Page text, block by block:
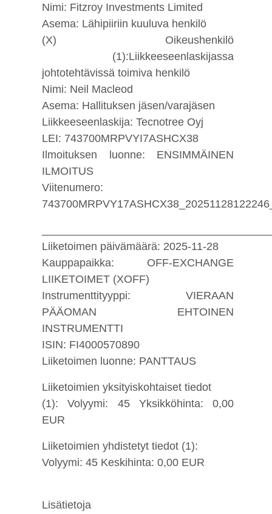
Nimi: Fitzroy Investments Limited
Asema: Lähipiiriin kuuluva henkilö
(X) Oikeushenkilö
(1):Liikkeeseenlaskijassa
johtotehtävissä toimiva henkilö
Nimi: Neil Macleod
Asema: Hallituksen jäsen/varajäsen
Liikkeeseenlaskija: Tecnotree Oyj
LEI: 743700MRPVYI7ASHCX38
Ilmoituksen luonne: ENSIMMÄINEN
ILMOITUS
Viitenumero:
Liiketoimen päivämäärä: 2025-11-28
Kauppapaikka: OFF-EXCHANGE
LIIKETOIMET (XOFF)
Instrumenttityyppi: VIERAAN
PÄÄOMAN EHTOINEN
INSTRUMENTTI
ISIN: FI4000570890
Liiketoimen luonne: PANTTAUS
Liiketoimien yksityiskohtaiset tiedot
(1): Volyymi: 45 Yksikköhinta: 0,00
EUR
Liiketoimien yhdistetyt tiedot (1):
Volyymi: 45 Keskihinta: 0,00 EUR
Lisätietoja